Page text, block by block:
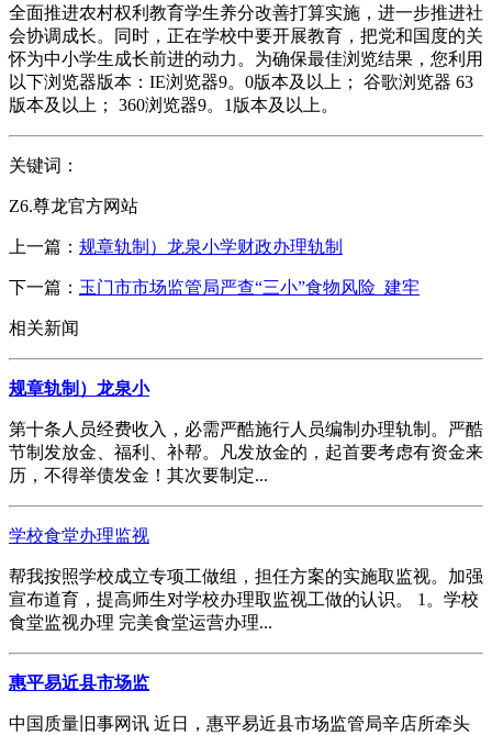
全面推进农村权利教育学生养分改善打算实施，进一步推进社
会协调成长。同时，正在学校中要开展教育，把党和国度的关
怀为中小学生成长前进的动力。为确保最佳浏览结果，您利用
以下浏览器版本：IE浏览器9。0版本及以上； 谷歌浏览器 63
版本及以上； 360浏览器9。1版本及以上。
关键词：
Z6.尊龙官方网站
上一篇： 规章轨制）龙泉小学财政办理轨制
下一篇： 玉门市市场监管局严查“三小”食物风险 建牢
相关新闻
规章轨制）龙泉小
第十条人员经费收入，必需严酷施行人员编制办理轨制。严酷
节制发放金、福利、补帮。凡发放金的，起首要考虑有资金来
历，不得举债发金！其次要制定...
学校食堂办理监视
帮我按照学校成立专项工做组，担任方案的实施取监视。加强
宣布道育，提高师生对学校办理取监视工做的认识。 1。学校
食堂监视办理 完美食堂运营办理...
惠平易近县市场监
中国质量旧事网讯 近日，惠平易近县市场监管局辛店所牵头